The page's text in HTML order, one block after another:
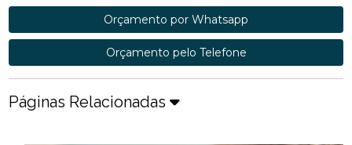
Orçamento por Whatsapp
Orçamento pelo Telefone
Páginas Relacionadas